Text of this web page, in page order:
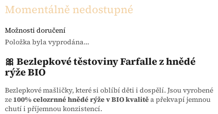
Momentálně nedostupné
Možnosti doručení
Položka byla vyprodána…
🎀 Bezlepkové těstoviny Farfalle z hnědé
rýže BIO
Bezlepkové mašličky, které si oblíbí děti i dospělí. Jsou vyrobené
ze 100% celozrnné hnědé rýže v BIO kvalitěa překvapí jemnou
chutí i příjemnou konzistencí.